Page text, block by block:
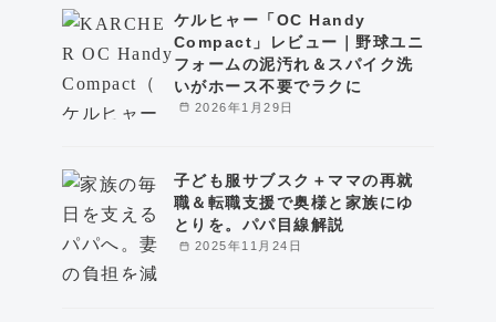
2026年1月29日
ケルヒャー「OC Handy
Compact」レビュー｜野球ユニ
フォームの泥汚れ＆スパイク洗
いがホース不要でラクに
2025年11月24日
子ども服サブスク＋ママの再就
職＆転職支援で奥様と家族にゆ
とりを。パパ目線解説